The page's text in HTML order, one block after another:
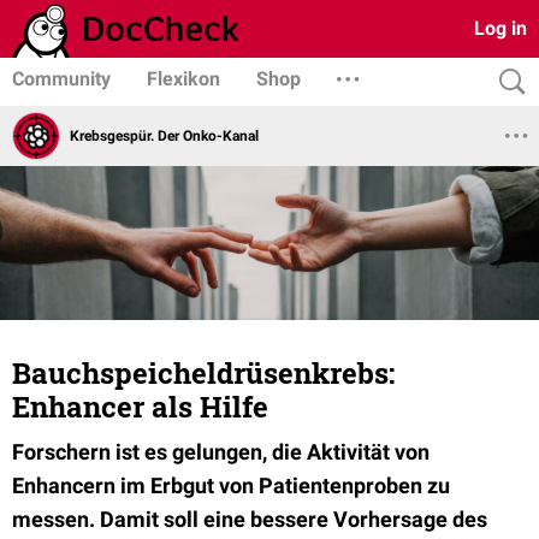
Log in
Community Flexikon Shop
Krebsgespür. Der Onko-Kanal
Bauchspeicheldrüsenkrebs:
Enhancer als Hilfe
Forschern ist es gelungen, die Aktivität von
Enhancern im Erbgut von Patientenproben zu
messen. Damit soll eine bessere Vorhersage des